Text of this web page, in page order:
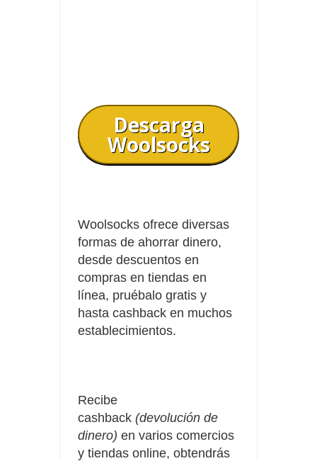
Descarga
Woolsocks
Woolsocks ofrece diversas
formas de ahorrar dinero,
desde descuentos en
compras en tiendas en
línea, pruébalo gratis y
hasta cashback en muchos
establecimientos.
Recibe
cashback (devolución de
dinero) en varios comercios
y tiendas online, obtendrás